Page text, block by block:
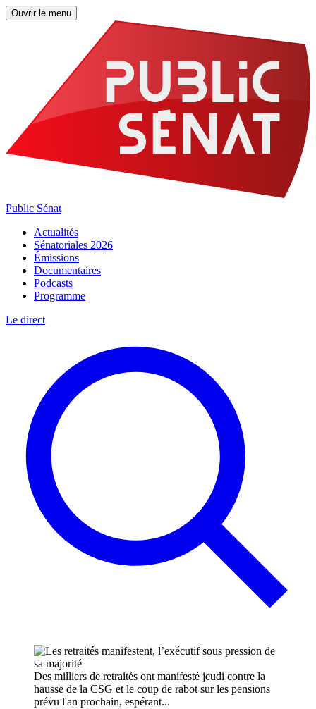
Ouvrir le menu
Public Sénat
Actualités
Sénatoriales 2026
Émissions
Documentaires
Podcasts
Programme
Le direct
Des milliers de retraités ont manifesté jeudi contre la
hausse de la CSG et le coup de rabot sur les pensions
prévu l'an prochain, espérant...